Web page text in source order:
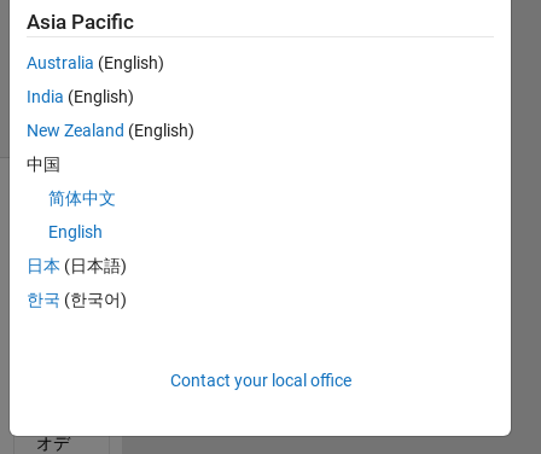
1 Answer
Updated
3 Jan 2023
2 Views
(30 days)
オデ
Asia Pacific
Australia (English)
India (English)
New Zealand (English)
中国
简体中文
English
日本 (日本語)
한국 (한국어)
Contact your local office